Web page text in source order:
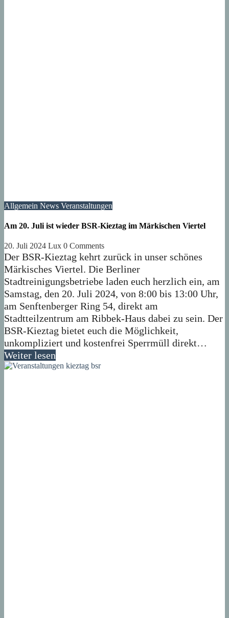
Allgemein News Veranstaltungen
Am 20. Juli ist wieder BSR-Kieztag im Märkischen Viertel
20. Juli 2024 Lux 0 Comments
Der BSR-Kieztag kehrt zurück in unser schönes
Märkisches Viertel. Die Berliner
Stadtreinigungsbetriebe laden euch herzlich ein, am
Samstag, den 20. Juli 2024, von 8:00 bis 13:00 Uhr,
am Senftenberger Ring 54, direkt am
Stadtteilzentrum am Ribbek-Haus dabei zu sein. Der
BSR-Kieztag bietet euch die Möglichkeit,
unkompliziert und kostenfrei Sperrmüll direkt…
Weiter lesen